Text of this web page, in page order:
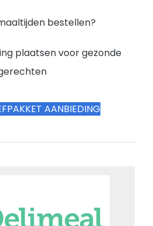
bestellen?
plaatsen voor gezonde
AANBIEDING